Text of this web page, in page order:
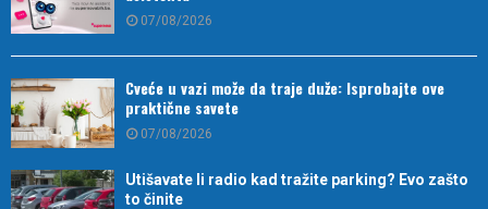
07/08/2026
Cveće u vazi može da traje duže: Isprobajte ove
praktične savete
07/08/2026
Utišavate li radio kad tražite parking? Evo zašto
to činite